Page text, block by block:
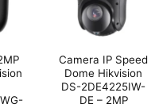
Camera IP Speed
Dome Hikvision
DS-2DE4225IW-
DE – 2MP